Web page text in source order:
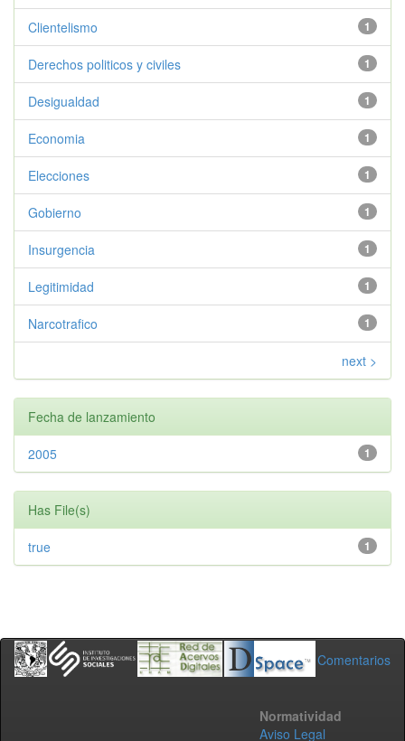
1
Clientelismo
1
Derechos politicos y civiles
1
Desigualdad
1
Economia
1
Elecciones
1
Gobierno
1
Insurgencia
1
Legitimidad
1
Narcotrafico
next >
Fecha de lanzamiento
1
2005
Has File(s)
1
true
Comentarios
Normatividad
Aviso Legal